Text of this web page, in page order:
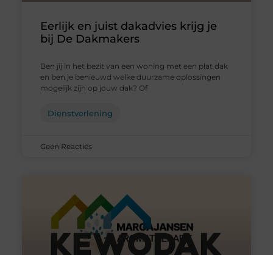
Eerlijk en juist dakadvies krijg je
bij De Dakmakers
Ben jij in het bezit van een woning met een plat dak
en ben je benieuwd welke duurzame oplossingen
mogelijk zijn op jouw dak? Of
Dienstverlening
Geen Reacties